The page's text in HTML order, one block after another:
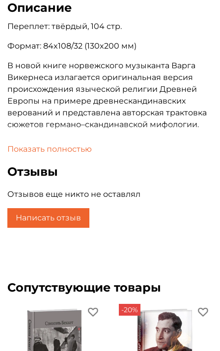
Описание
Переплет: твёрдый, 104 стр.
Формат: 84x108/32 (130x200 мм)
В новой книге норвежского музыканта Варга
Викернеса излагается оригинальная версия
происхождения языческой религии Древней
Европы на примере древнескандинавских
верований и представлена авторская трактовка
сюжетов германо–скандинавской мифологии.
Для широкого круга читателей, интересующихся
Показать полностью
Отзывы
Отзывов еще никто не оставлял
Написать отзыв
Сопутствующие товары
-20%